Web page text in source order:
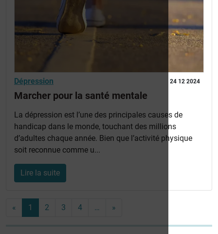
24 12 2024
Dépression
Marcher pour la santé mentale
La dépression est l’une des principales causes de
handicap dans le monde, touchant des millions
d’adultes chaque année. Bien que l’activité physique
soit reconnue comme u...
Lire la suite
« 1 2 3 4 … »